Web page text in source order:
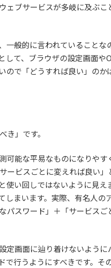
ェブサービスが多岐に及ぶこ
般的に言われていることな
して、ブラウザの設定画面や
ので「どうすれば良い」のか
」です。
能な平易なものになりやす
ービスごとに変えれば良い」
使い回しではないように見え
まいます。実際、有名人の
パスワード」＋「サービス
定画面に辿り着けないように
行うようにすべきです。そ